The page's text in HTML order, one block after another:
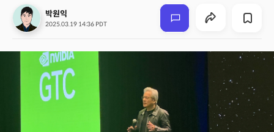
박원익
2025.03.19 14:36 PDT